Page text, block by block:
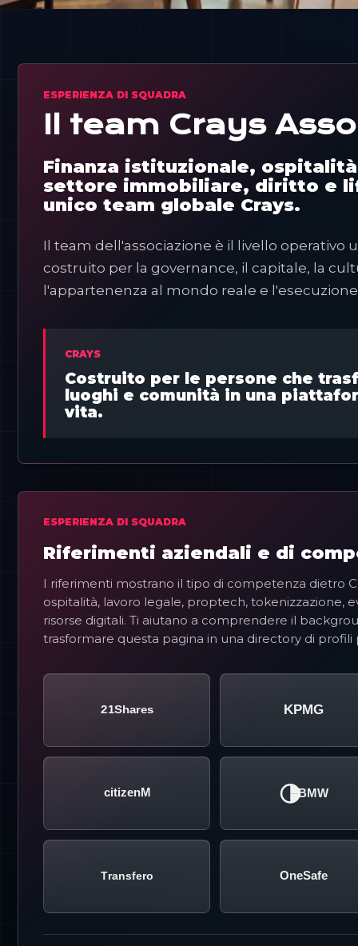
ESPERIENZA DI SQUADRA
Il team Crays
Finanza istituzionale,
settore immobiliare, diritto e
unico team globale Crays.
Il team dell'associazione è il livello operativo
costruito per la governance, il capitale, la
l'appartenenza al mondo reale e
CRAYS
Costruito per le persone che
luoghi e comunità in una
vita.
ESPERIENZA DI SQUADRA
Riferimenti aziendali e di
I riferimenti mostrano il tipo di competenza dietro
ospitalità, lavoro legale, proptech, tokenizzazione,
risorse digitali. Ti aiutano a comprendere il
trasformare questa pagina in una directory di profili